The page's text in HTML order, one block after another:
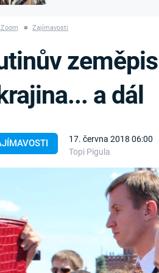
BRITSKÁ
RODINA
■ Zajímavosti
17. června 2018 06:00
Topi Pigula
a dál